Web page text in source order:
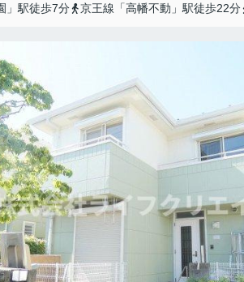
」駅徒歩7分
京王線「高幡不動」駅徒歩22分